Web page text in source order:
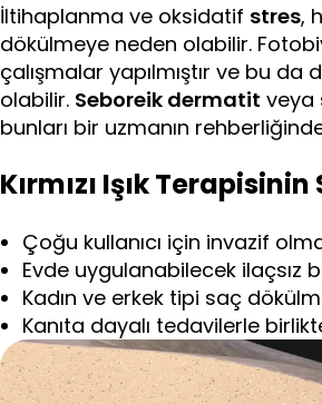
İltihaplanma ve oksidatif stres,
dökülmeye neden olabilir.
çalışmalar yapılmıştır ve bu da
olabilir. Seboreik dermatit veya
bunları bir uzmanın
Kırmızı Işık
Çoğu kullanıcı için invazif
Evde uygulanabilecek ilaçsız
Kadın ve erkek tipi saç
Kanıta dayalı tedavilerle